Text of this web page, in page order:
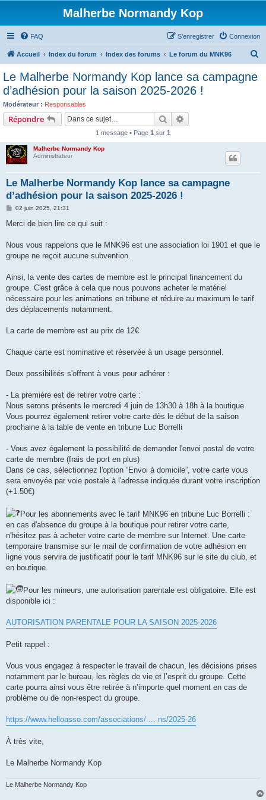
Malherbe Normandy Kop
FAQ Connexion
S’enregistrer
Accueil Index du forum Index des forums Le forum du MNK96
Le Malherbe Normandy Kop lance sa campagne
d’adhésion pour la saison 2025-2026 !
Modérateur : Responsables
Répondre Rechercher
1 message • Page 1 sur 1
Malherbe Normandy Kop
Administrateur
Le Malherbe Normandy Kop lance sa campagne
d’adhésion pour la saison 2025-2026 !
M
s
g
02 juin 2025, 21:31
Merci de bien lire ce qui suit :
Nous vous rappelons que le MNK96 est une association loi 1901 et que le
groupe ne reçoit aucune subvention.
Ainsi, la vente des cartes de membre est le principal financement du
groupe. C'est grâce à cela que nous pouvons acheter le matériel
nécessaire pour les animations en tribune et réduire au maximum le tarif
des déplacements notamment.
La carte de membre est au prix de 12€
Chaque carte est nominative et réservée à un usage personnel.
Deux possibilités s'offrent à vous pour adhérer :
- La première est de retirer votre carte :
Nous serons présents le mercredi 4 juin de 13h30 à 18h à la boutique
Vous pourrez également retirer votre carte dès le début de la saison
prochaine à la table de vente en tribune Luc Borrelli
- Vous avez également la possibilité de demander l'envoi postal de votre
carte de membre (frais de port en plus)
Dans ce cas, sélectionnez l'option “Envoi à domicile”, votre carte vous
sera envoyée par voie postale à l'adresse indiquée durant votre inscription
(+1.50€)
Pour les abonnements avec le tarif MNK96 en tribune Luc Borrelli :
en cas d'absence du groupe à la boutique pour retirer votre carte,
n'hésitez pas à acheter votre carte de membre sur Internet. Une carte
temporaire transmise sur le mail de confirmation de votre adhésion en
ligne vous servira de justificatif pour le tarif MNK96 sur le site du club, et
en boutique.
Pour les mineurs, une autorisation parentale est obligatoire. Elle est
disponible ici :
AUTORISATION PARENTALE POUR LA SAISON 2025-2026
Petit rappel :
Vous vous engagez à respecter le travail de chacun, les décisions prises
notamment par le bureau, les règles de vie et l’esprit du groupe. Cette
carte pourra ainsi vous être retirée à n’importe quel moment en cas de
problème ou de non-respect du groupe.
https://www.helloasso.com/associations/ ... ns/2025-26
À très vite,
Le Malherbe Normandy Kop
Le Malherbe Normandy Kop